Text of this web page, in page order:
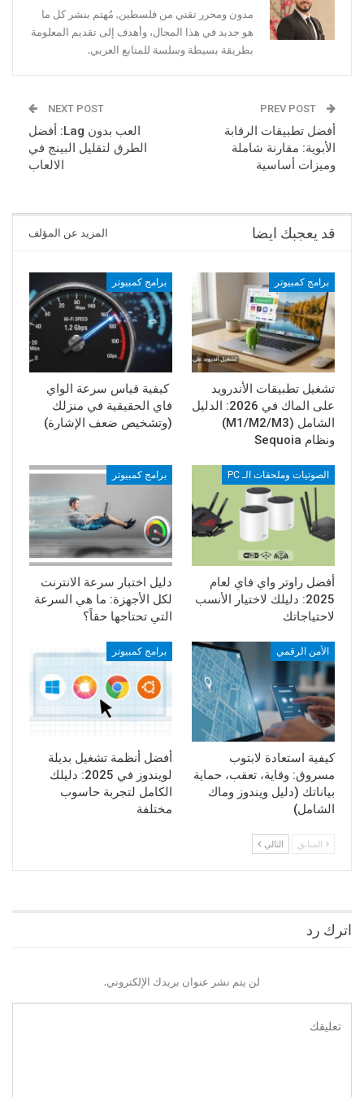
مدون ومحرر تقني من فلسطين, مُهتم بنشر كل ما
هو جديد في هذا المجال، وأهدف إلى تقديم المعلومة
بطريقة بسيطة وسلسة للمتابع العربي.
أفضل تطبيقات الرقابة
الأبوية: مقارنة شاملة
وميزات أساسية
NEXT POST
العب بدون Lag: أفضل
الطرق لتقليل البينج في
الالعاب
قد يعجبك ايضا المزيد عن المؤلف
برامج كمبيوتر
تشغيل تطبيقات الأندرويد
على الماك في 2026: الدليل
الشامل (M1/M2/M3)
ونظام Sequoia
برامج كمبيوتر
كيفية قياس سرعة الواي
فاي الحقيقية في منزلك
(وتشخيص ضعف الإشارة)
الصوتيات وملحقات الـ PC
أفضل راوتر واي فاي لعام
2025: دليلك لاختيار الأنسب
لاحتياجاتك
برامج كمبيوتر
دليل اختبار سرعة الانترنت
لكل الأجهزة: ما هي السرعة
التي تحتاجها حقاً؟
الأمن الرقمي
كيفية استعادة لابتوب
مسروق: وقاية، تعقب، حماية
بياناتك (دليل ويندوز وماك
الشامل)
برامج كمبيوتر
أفضل أنظمة تشغيل بديلة
لويندوز في 2025: دليلك
الكامل لتجربة حاسوب
مختلفة
السابق التالي
اترك رد
لن يتم نشر عنوان بريدك الإلكتروني.